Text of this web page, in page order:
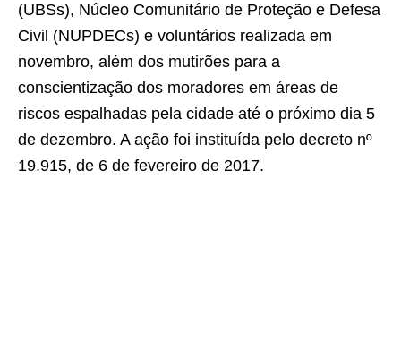
(UBSs), Núcleo Comunitário de Proteção e Defesa
Civil (NUPDECs) e voluntários realizada em
novembro, além dos mutirões para a
conscientização dos moradores em áreas de
riscos espalhadas pela cidade até o próximo dia 5
de dezembro. A ação foi instituída pelo decreto nº
19.915, de 6 de fevereiro de 2017.